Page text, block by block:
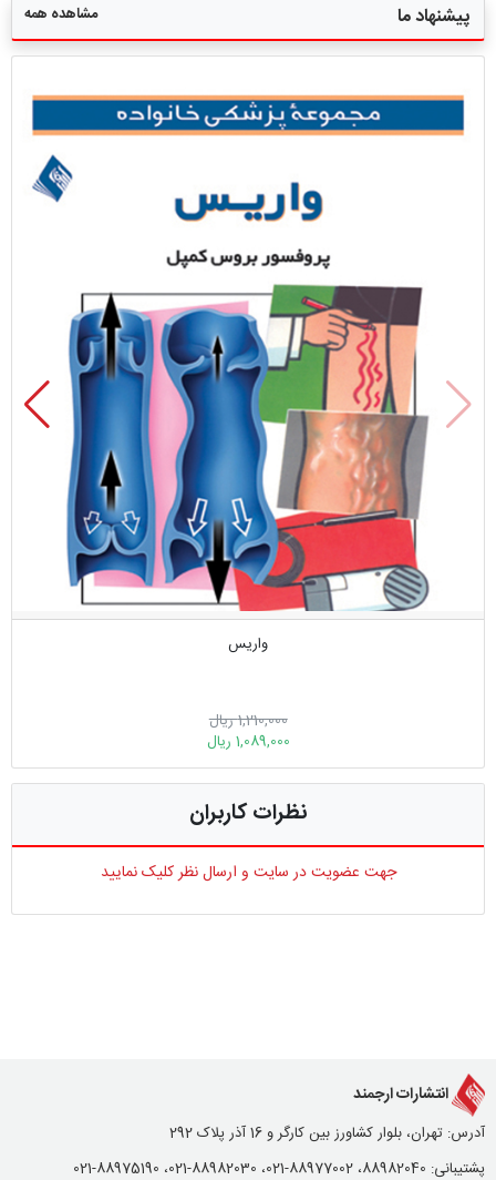
پیشنهاد ما مشاهده همه
واریس
1,210,000 ریال
1,089,000 ریال
نظرات کاربران
جهت عضویت در سایت و ارسال نظر کلیک نمایید
انتشارات ارجمند
آدرس: تهران، بلوار کشاورز بین کارگر و 16 آذر پلاک 292
پشتیبانی: 88982040، 88977002-021، 88982030-021، 88975190-021